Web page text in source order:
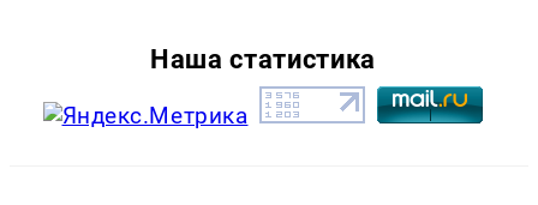
Наша статистика